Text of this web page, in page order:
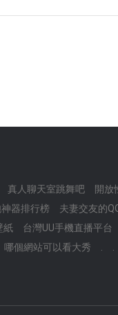
真人聊天室跳舞吧 開放
器排行榜 夫妻交友的
紙
台灣UU手機直播平台
哪個網站可以看大秀